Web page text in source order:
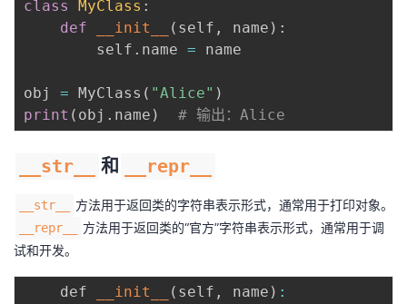
发
堂
Programs
class MyClass :
def
__init__ ( self , name ) :
        self
. name = name
obj = MyClass ( "Alice" )
print ( obj . name ) # 输出：Alice
__str__ 和 __repr__
__str__ 方法用于返回类的字符串表示形式，通常用于打印对象。
__repr__
方法用于返回类的“官方”字符串表示形式，通常用于调
试和开发。
    def
__init__ ( self , name ) :